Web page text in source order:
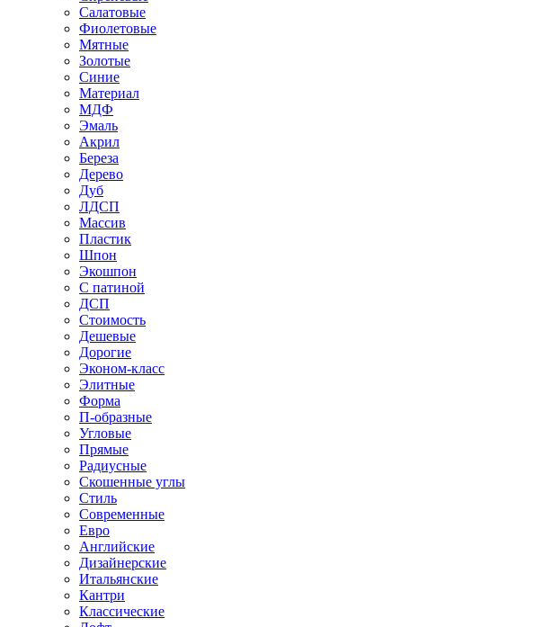
Салатовые
Фиолетовые
Мятные
Золотые
Синие
Материал
МДФ
Эмаль
Акрил
Береза
Дерево
Дуб
ЛДСП
Массив
Пластик
Шпон
Экошпон
С патиной
ДСП
Стоимость
Дешевые
Дорогие
Эконом-класс
Элитные
Форма
П-образные
Угловые
Прямые
Радиусные
Скошенные углы
Стиль
Современные
Евро
Английские
Дизайнерские
Итальянские
Кантри
Классические